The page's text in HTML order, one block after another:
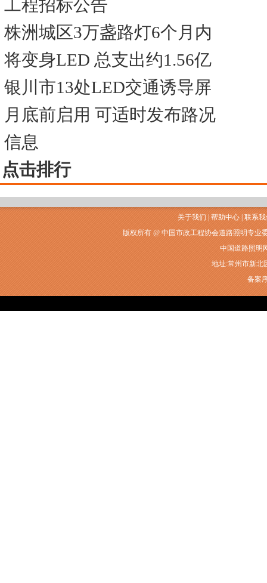
工程招标公告
株洲城区3万盏路灯6个月内
将变身LED 总支出约1.56亿
银川市13处LED交通诱导屏
月底前启用 可适时发布路况
信息
点击排行
关于我们 帮助中心 联系
版权所有 @ 中国市政工程协会道路照明专
中国道路照明
地址:常州市新北
备案